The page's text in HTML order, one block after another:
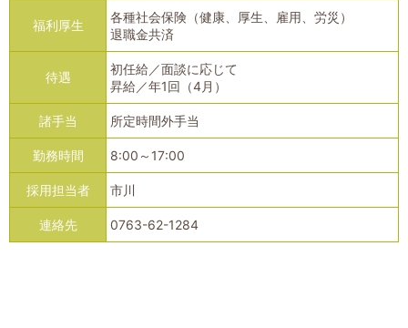
福利厚生
各種社会保険（健康、厚生、雇用、労災）
退職金共済
待遇
初任給／面談に応じて
昇給／年1回（4月）
諸手当 所定時間外手当
勤務時間 8:00～17:00
採用担当者 市川
連絡先 0763-62-1284